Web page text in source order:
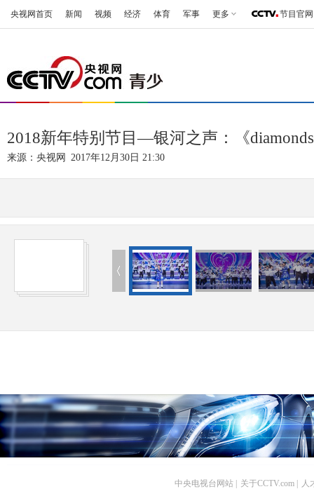
央视网首页 新闻 视频 经济 体育 军事 更多 节目官网
2018新年特别节目—银河之声：《
来源： 央视网 2017年12月30日 21:30
中央电视台网站 关于CCTV.com 人